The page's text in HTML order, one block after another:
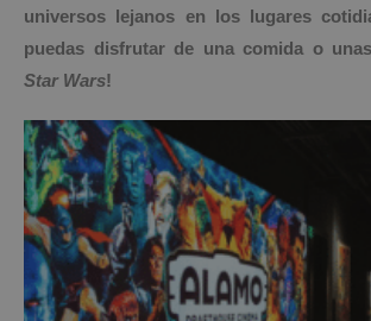
universos lejanos en los lugares
puedas disfrutar de unacomida o
Star Wars!